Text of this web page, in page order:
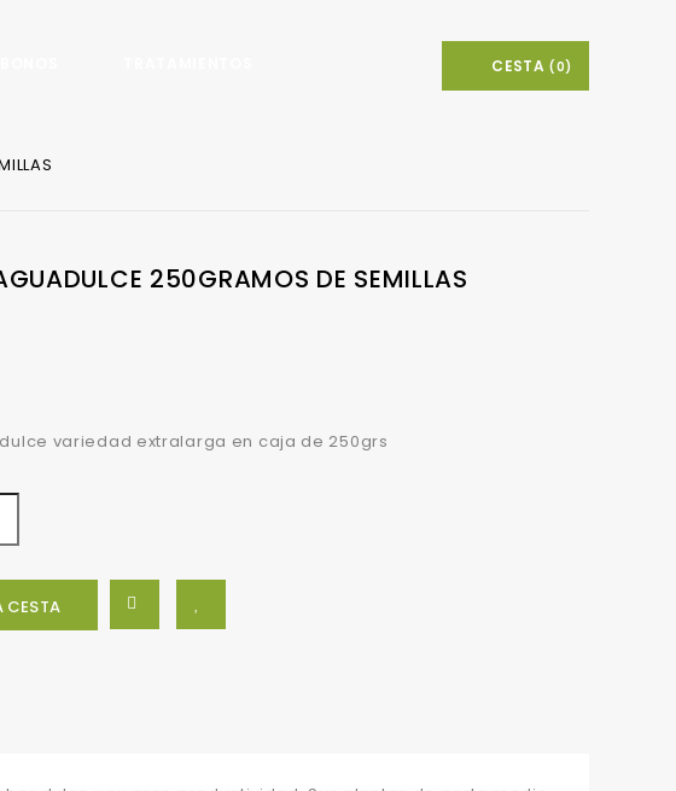
CESTA (0)
250GRAMOS DE SEMILLAS
variedad extralarga en caja de 250grs
CESTA